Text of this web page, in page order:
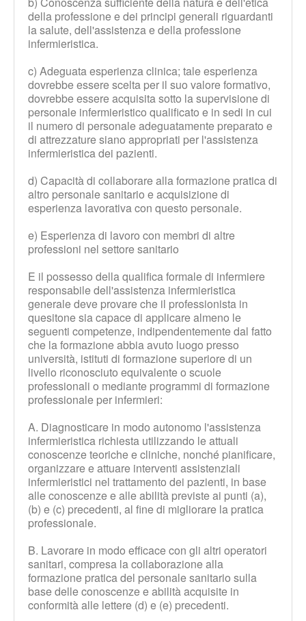
della professione e dei principi generali riguardanti
la salute, dell'assistenza e della professione
infermieristica.
c) Adeguata esperienza clinica; tale esperienza
dovrebbe essere scelta per il suo valore formativo,
dovrebbe essere acquisita sotto la supervisione di
personale infermieristico qualificato e in sedi in cui
il numero di personale adeguatamente preparato e
di attrezzature siano appropriati per l'assistenza
infermieristica dei pazienti.
d) Capacità di collaborare alla formazione pratica di
altro personale sanitario e acquisizione di
esperienza lavorativa con questo personale.
e) Esperienza di lavoro con membri di altre
professioni nel settore sanitario
E il possesso della qualifica formale di infermiere
responsabile dell'assistenza infermieristica
generale deve provare che il professionista in
quesitone sia capace di applicare almeno le
seguenti competenze, indipendentemente dal fatto
che la formazione abbia avuto luogo presso
università, istituti di formazione superiore di un
livello riconosciuto equivalente o scuole
professionali o mediante programmi di formazione
professionale per infermieri:
A. Diagnosticare in modo autonomo l'assistenza
infermieristica richiesta utilizzando le attuali
conoscenze teoriche e cliniche, nonché pianificare,
organizzare e attuare interventi assistenziali
infermieristici nel trattamento dei pazienti, in base
alle conoscenze e alle abilità previste ai punti (a),
(b) e (c) precedenti, al fine di migliorare la pratica
professionale.
B. Lavorare in modo efficace con gli altri operatori
sanitari, compresa la collaborazione alla
formazione pratica del personale sanitario sulla
base delle conoscenze e abilità acquisite in
conformità alle lettere (d) e (e) precedenti.